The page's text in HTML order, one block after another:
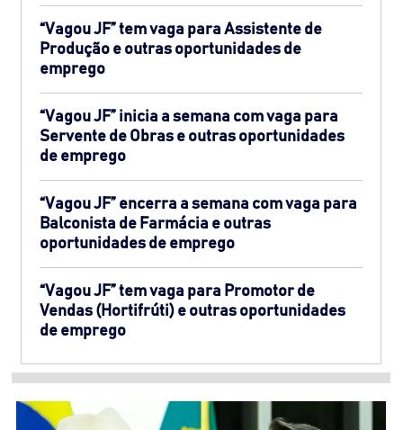
“Vagou JF” tem vaga para Assistente de
Produção e outras oportunidades de
emprego
“Vagou JF” inicia a semana com vaga para
Servente de Obras e outras oportunidades
de emprego
“Vagou JF” encerra a semana com vaga para
Balconista de Farmácia e outras
oportunidades de emprego
“Vagou JF” tem vaga para Promotor de
Vendas (Hortifrúti) e outras oportunidades
de emprego